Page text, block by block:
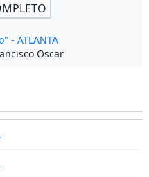
- ATLANTA
Oscar